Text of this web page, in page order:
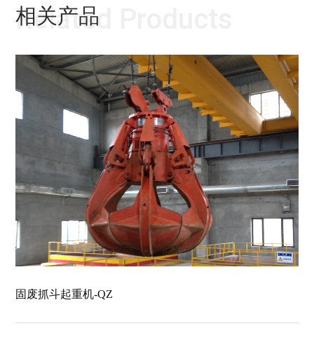
Related Products
相关产品
固废抓斗起重机-QZ